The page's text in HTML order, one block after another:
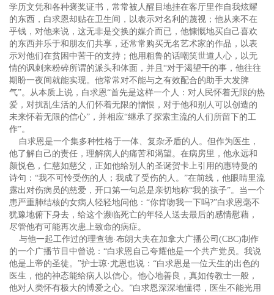
学历文凭和各种褒奖证书，常常被人醒目地挂在客厅里作自我炫耀
的东西，白求恩却贴在卫生间，以表示对名利的蔑视；他从来不在
乎钱，对他来说，这无非是交换的媒介而已，他慷慨地买自己喜欢
的东西并乐于和朋友们共享，还常常购买无名艺术家的作品，以表
示对他们在贫困中苦干的支持；他用粗鲁的话嘲笑世道人心，以无
情的讽刺来粉碎所谓的派头和体面，并且“对于渴望干的事，他往往
期盼一夜间就能实现。他常常对不能与之有效配合的助手大发脾
气”。从本质上说，白求恩“首先是这样一个人：对人民怀着无限的热
爱，对扰乱生活的人们怀着无限的憎恨，对于他和别人可以创造的
未来怀着无限的信心”，并相应“继承了探索主流的人们所留下的工
作”。
白求恩是一个集多种性格于一体、复杂矛盾的人。但作为医生，
他了解自己的责任，理解病人的痛苦和渴望。在病房里，他永远和
颜悦色，仁慈如慈父，正如他给别人的圣诞贺卡上引用的惠特曼的
诗句：“我不可怜受伤的人；我成了受伤的人。”在前线，他眼睛里流
露出对伤病员的慈爱，开口第一句总是亲切地称“我的孩子”。当一个
患严重肺结核的女病人轻轻地问他：“你肯吻我一下吗?”白求恩毫不
犹豫地俯下身去，给这个濒临死亡的年轻人送去最后的感情慰藉，
尽管他有可能再次患上致命的病症。
与他一起工作过的理查德·布朗大夫在加拿大广播公司(CBC)制作
的一个广播节目中曾说：“白求恩自己夸耀他是一个共产党员。我说
他是上帝的圣徒。”护士琼·尤恩也说：“白求恩是一位天生的出色的
医生，他的神态能给病人以信心。他心地善良，真如传教士一般，
他对人类怀有极大的博爱之心。”白求恩深深地懂得，医生不能光用